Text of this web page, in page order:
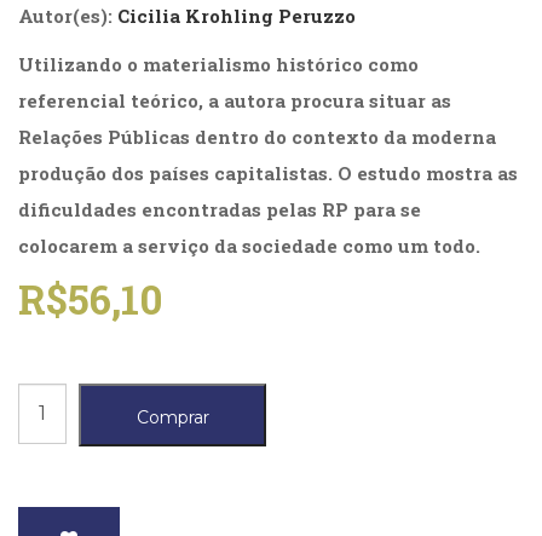
(31)
(278)
Educação
(39)
Fisioterapia
(47)
(54)
Gestalt-
terapia
(57)
LGBTQIA+
(66)
Autor(es): Cicilia Krohling Peruzzo
Utilizando o materialismo histórico como
referencial teórico, a autora procura situar as
Relações Públicas dentro do contexto da moderna
produção dos países capitalistas. O estudo mostra as
dificuldades encontradas pelas RP para se
colocarem a serviço da sociedade como um todo.
R$56,10
Relações
Modo
Comprar